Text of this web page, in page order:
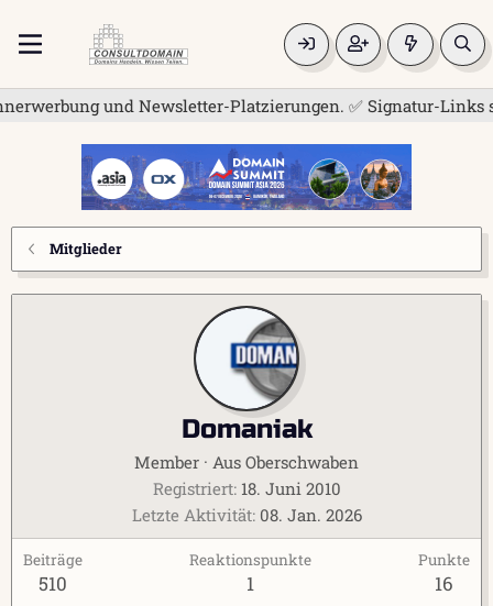
und Newsletter-Platzierungen. ✅ Signatur-Links
Mitglieder
Domaniak
Member · Aus Oberschwaben
Registriert 18. Juni 2010
Letzte Aktivität 08. Jan. 2026
Beiträge
510
Reaktionspunkte
1
Punkte
16